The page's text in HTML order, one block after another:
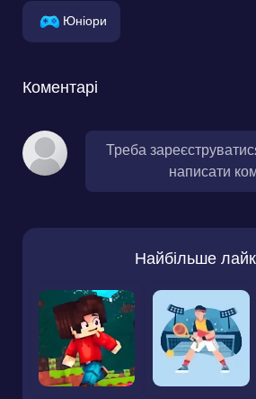
Юніори
Коментарі
Треба
написати
Найбільше